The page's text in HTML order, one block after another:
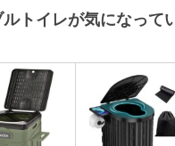
トイレが気になって